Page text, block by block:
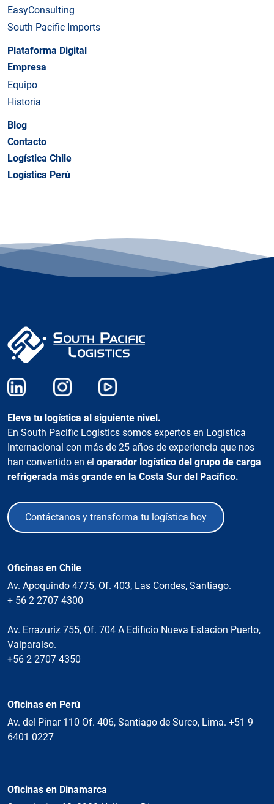
EasyConsulting
South Pacific Imports
Plataforma Digital
Empresa
Equipo
Historia
Blog
Contacto
Logística Chile
Logística Perú
Eleva tu logística al siguiente nivel.
En South Pacific Logistics somos expertos en Logística
Internacional con más de 25 años de experiencia que nos
han convertido en el operador logístico del grupo de carga
refrigerada más grande en la Costa Sur del Pacífico.
Contáctanos y transforma tu logística hoy
Oficinas en Chile
Av. Apoquindo 4775, Of. 403, Las Condes, Santiago.
+ 56 2 2707 4300
Av. Errazuriz 755, Of. 704 A Edificio Nueva Estacion Puerto,
Valparaíso.
+56 2 2707 4350
Oficinas en Perú
Av. del Pinar 110 Of. 406, Santiago de Surco, Lima. +51 9
6401 0227
Oficinas en Dinamarca